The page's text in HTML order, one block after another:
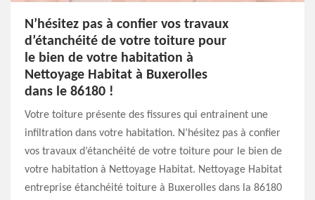
N’hésitez pas à confier vos travaux
d’étanchéité de votre toiture pour
le bien de votre habitation à
Nettoyage Habitat à Buxerolles
dans le 86180 !
Votre toiture présente des fissures qui entrainent une
infiltration dans votre habitation. N’hésitez pas à confier
vos travaux d’étanchéité de votre toiture pour le bien de
votre habitation à Nettoyage Habitat. Nettoyage Habitat
entreprise étanchéité toiture à Buxerolles dans la 86180